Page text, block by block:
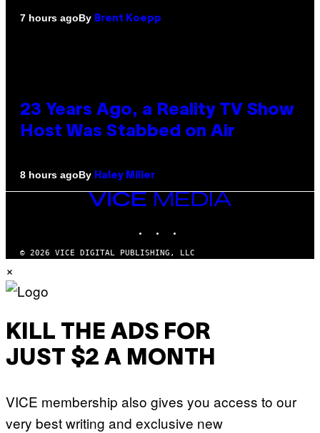
7 hours agoBy Brent Koepp
23 Years Ago, a Reality TV Show
Host Was Stabbed on Air
8 hours agoBy Haley Miller
VICE
MEDIA
© 2026 VICE DIGITAL PUBLISHING, LLC
×
KILL THE ADS FOR
JUST $2 A MONTH
VICE membership also gives you access to our
very best writing and exclusive new